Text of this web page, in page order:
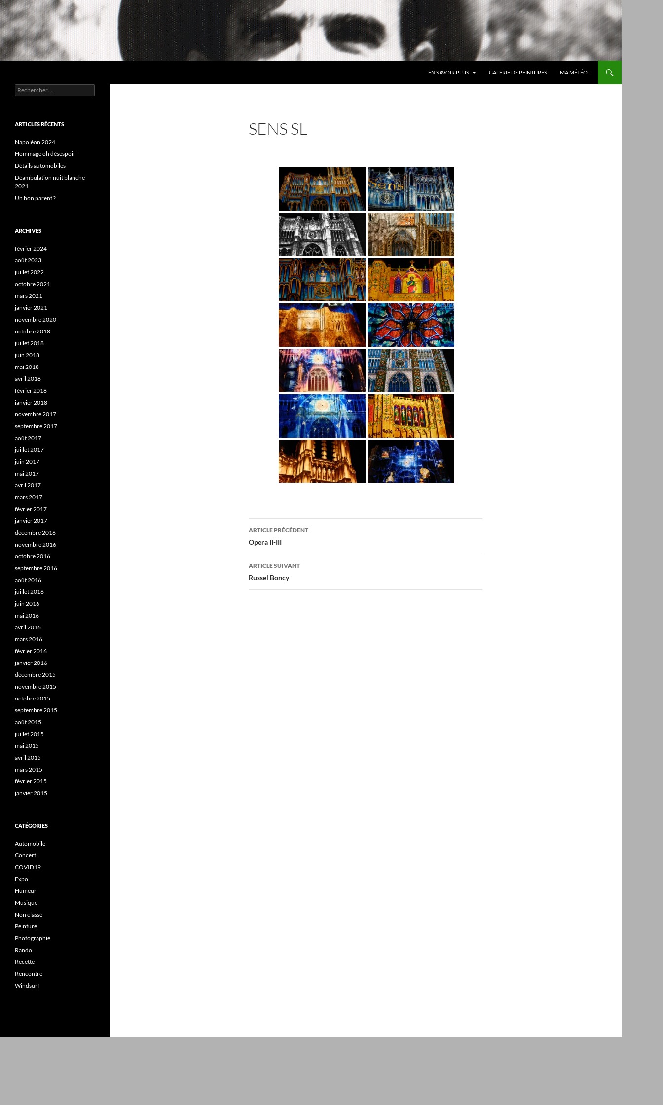
Aller
au
contenu
EN SAVOIR PLUS GALERIE DE PEINTURES MA MÉTÉO…
SENS SL
Navigation
des
articles
ARTICLE PRÉCÉDENT
Opera II-III
ARTICLE SUIVANT
Russel Boncy
Rechercher :
ARTICLES RÉCENTS
Napoléon 2024
Hommage oh désespoir
Détails automobiles
Déambulation nuit blanche
2021
Un bon parent ?
ARCHIVES
février 2024
août 2023
juillet 2022
octobre 2021
mars 2021
janvier 2021
novembre 2020
octobre 2018
juillet 2018
juin 2018
mai 2018
avril 2018
février 2018
janvier 2018
novembre 2017
septembre 2017
août 2017
juillet 2017
juin 2017
mai 2017
avril 2017
mars 2017
février 2017
janvier 2017
décembre 2016
novembre 2016
octobre 2016
septembre 2016
août 2016
juillet 2016
juin 2016
mai 2016
avril 2016
mars 2016
février 2016
janvier 2016
décembre 2015
novembre 2015
octobre 2015
septembre 2015
août 2015
juillet 2015
mai 2015
avril 2015
mars 2015
février 2015
janvier 2015
CATÉGORIES
Automobile
Concert
COVID19
Expo
Humeur
Musique
Non classé
Peinture
Photographie
Rando
Recette
Rencontre
Windsurf